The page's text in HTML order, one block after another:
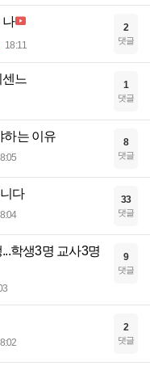
나
18:11
2
댓글
느 1
댓글
하는 이유 8
댓글
다 33
댓글
학생3명 교사3명
9
댓글
2
댓글